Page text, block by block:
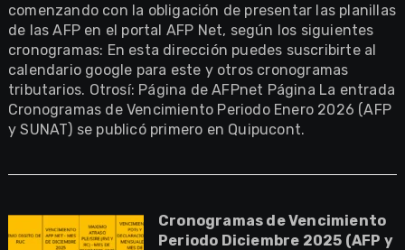
comenzando con la obligación de presentar las planillas
de las AFP en el portal AFP Net, según los siguientes
cronogramas: En esta dirección puedes suscribirte al
calendario google para este y otros cronogramas
tributarios. Otrosí: Página de AFPnet Página La entrada
Cronogramas de Vencimiento Periodo Enero 2026 (AFP
y SUNAT) se publicó primero en Quipucont.
Cronogramas de Vencimiento
Periodo Diciembre 2025 (AFP y